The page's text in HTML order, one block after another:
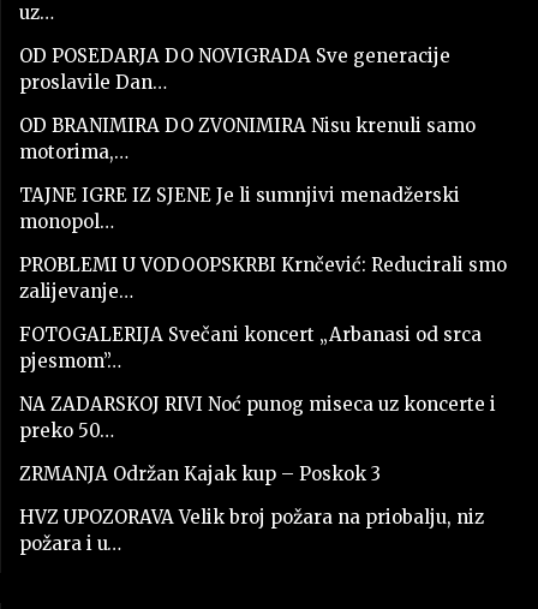
uz…
OD POSEDARJA DO NOVIGRADA Sve generacije
proslavile Dan…
OD BRANIMIRA DO ZVONIMIRA Nisu krenuli samo
motorima,…
TAJNE IGRE IZ SJENE Je li sumnjivi menadžerski
monopol…
PROBLEMI U VODOOPSKRBI Krnčević: Reducirali smo
zalijevanje…
FOTOGALERIJA Svečani koncert „Arbanasi od srca
pjesmom”…
NA ZADARSKOJ RIVI Noć punog miseca uz koncerte i
preko 50…
ZRMANJA Održan Kajak kup – Poskok 3
HVZ UPOZORAVA Velik broj požara na priobalju, niz
požara i u…